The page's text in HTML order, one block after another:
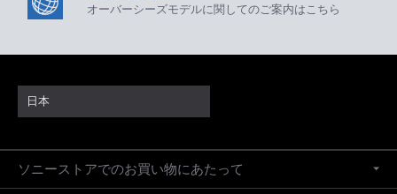
オーバーシーズモデルに関してのご案内はこちら
日本
ソニーストアでのお買い物にあたって